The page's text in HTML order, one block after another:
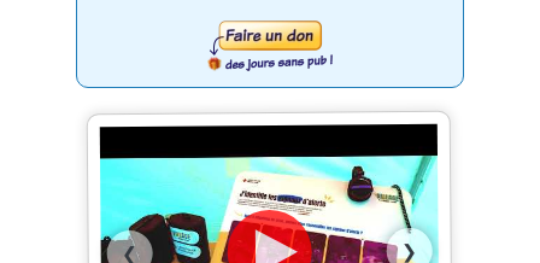
❮ ❯